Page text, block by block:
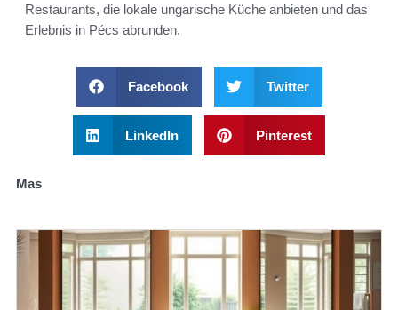
Restaurants, die lokale ungarische Küche anbieten und das
Erlebnis in Pécs abrunden.
Facebook Twitter
LinkedIn Pinterest
Mas